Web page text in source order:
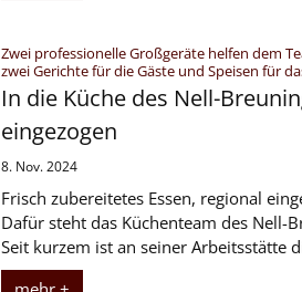
Zwei professionelle Großgeräte helfen dem
zwei Gerichte für die Gäste und Speisen für
In die Küche des Nell-
eingezogen
8. Nov. 2024
Frisch zubereitetes Essen, regional
Dafür steht das Küchenteam des Nell-
Seit kurzem ist an seiner Arbeitsstätte